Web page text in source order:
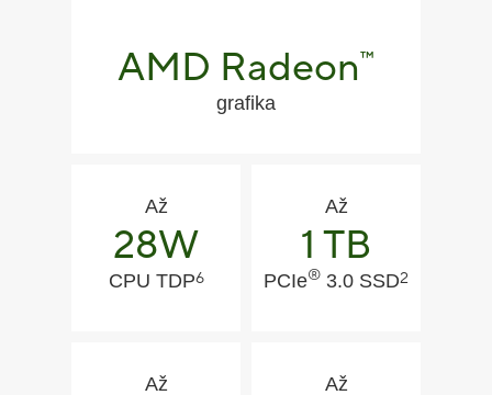
AMD Radeon™
grafika
Až
28W
CPU TDP6
Až
1 TB
PCIe® 3.0 SSD2
Až Až